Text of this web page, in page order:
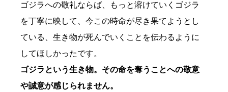
ゴジラへの敬礼ならば、もっと溶けていくゴジラ
を丁寧に映して、今この時命が尽き果てようとし
ている、生き物が死んでいくことを伝わるように
してほしかったです。
ゴジラという生き物。その命を奪うことへの敬意
や誠意が感じられません。